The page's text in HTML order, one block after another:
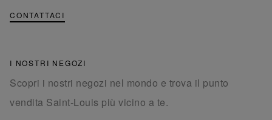
CONTATTACI
I NOSTRI NEGOZI
Scopri i nostri negozi nel mondo e trova il punto
vendita Saint-Louis più vicino a te.